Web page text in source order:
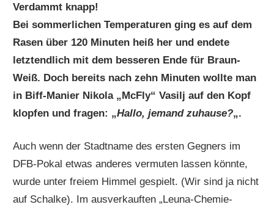
Verdammt knapp!
Bei sommerlichen Temperaturen ging es auf dem
Rasen über 120 Minuten heiß her und endete
letztendlich mit dem besseren Ende für Braun-
Weiß. Doch bereits nach zehn Minuten wollte man
in Biff-Manier Nikola „McFly“ Vasilj auf den Kopf
klopfen und fragen: „Hallo, jemand zuhause?„.
Auch wenn der Stadtname des ersten Gegners im
DFB-Pokal etwas anderes vermuten lassen könnte,
wurde unter freiem Himmel gespielt. (Wir sind ja nicht
auf Schalke). Im ausverkauften „Leuna-Chemie-